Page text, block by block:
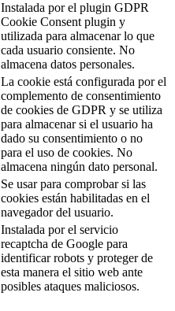
Instalada por el plugin GDPR
Cookie Consent plugin y
utilizada para almacenar lo que
cada usuario consiente. No
almacena datos personales.
La cookie está configurada por el
complemento de consentimiento
de cookies de GDPR y se utiliza
para almacenar si el usuario ha
dado su consentimiento o no
para el uso de cookies. No
almacena ningún dato personal.
Se usar para comprobar si las
cookies están habilitadas en el
navegador del usuario.
Instalada por el servicio
recaptcha de Google para
identificar robots y proteger de
esta manera el sitio web ante
posibles ataques maliciosos.